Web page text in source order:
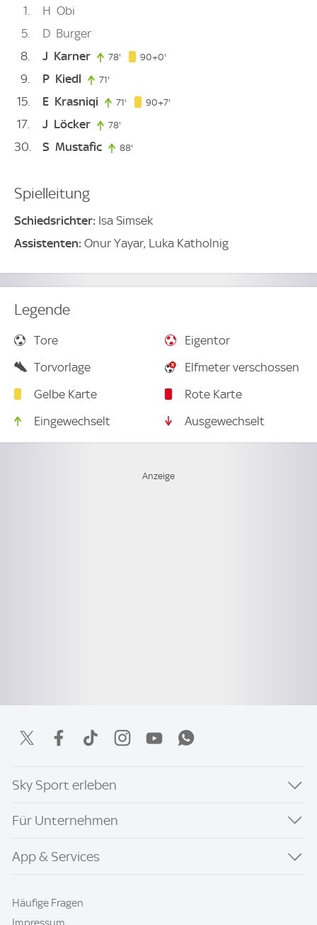
1 H Obi
5
D Burger
8
J Karner 78' 78. minute
90+0'
9 P Kiedl 71'
15 E Krasniqi 71' 71. minute
90+7'
17 J Löcker 78'
30 S Mustafic 88'
Spielleitung
Schiedsrichter: Isa Simsek
Assistenten: Onur Yayar, Luka Katholnig
Legende
Tore
Eigentor
Torvorlage
Elfmeter verschossen
Gelbe Karte
Rote Karte
Eingewechselt
Ausgewechselt
Sky Sport erleben
Für Unternehmen
App & Services
Häufige Fragen